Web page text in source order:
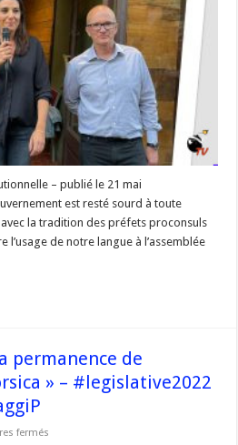
à
l’accaparement
de
notre
terre
et
de
notre
patrimoine »
–
#Corse
– publié le 21 mai
est resté sourd à toute
la tradition des préfets proconsuls
l’usage de notre langue à l’assemblée
permanence de
» – #legislative2022
fermés